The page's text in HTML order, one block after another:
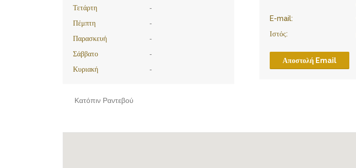
Τετάρτη
-
Πέμπτη
-
Παρασκευή
-
Σάββατο
-
Κυριακή
-
Κατόπιν Ραντεβού
E-mail:
Ιστός:
Αποστολή Email